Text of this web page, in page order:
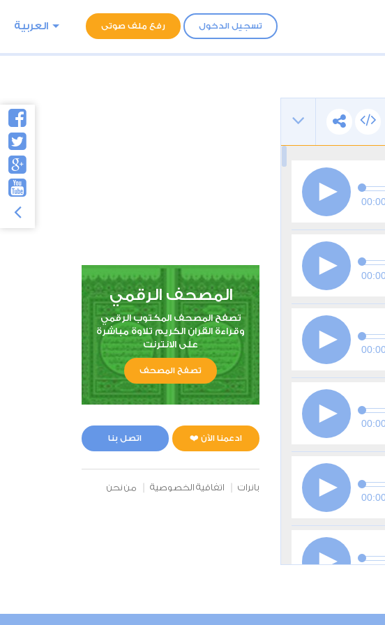
تسجيل الدخول رفع ملف صوتى العربية
المصحف الرقمي
تصفح المصحف المكتوب الرقمي
وقراءة القران الكريم تلاوة مباشرة
على الانترنت
تصفح المصحف
ادعمنا الآن ❤️ اتصل بنا
بانرات اتفاقية الخصوصية من نحن